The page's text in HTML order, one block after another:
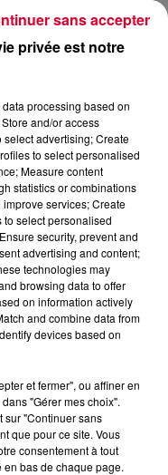
privée est notre
processing based on
and/or access
advertising; Create
to select personalised
Measure content
statistics or combinations
services; Create
select personalised
security, prevent and
advertising and content;
technologies may
browsing data to offer
on information actively
and combine data from
devices based on
et fermer", ou affiner en
"Gérer mes choix".
sur "Continuer sans
que pour ce site. Vous
consentement à tout
bas de chaque page.
sans accepter